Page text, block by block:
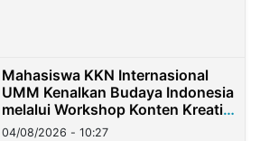
Mahasiswa KKN Internasional
UMM Kenalkan Budaya Indonesia
melalui Workshop Konten Kreatif
di Taiwan
04/08/2026 - 10:27